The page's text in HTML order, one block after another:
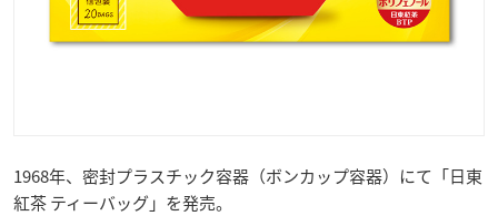
1968年、密封プラスチック容器（ボンカップ容器）にて「日東
紅茶 ティーバッグ」を発売。